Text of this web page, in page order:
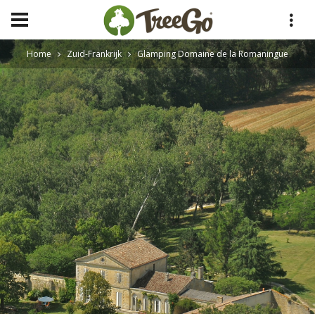
Home Zuid-Frankrijk Glamping Domaine de la Romaningue